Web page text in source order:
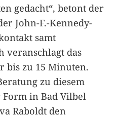
gedacht“, betont der
John-F.-Kennedy-
samt
veranschlagt das
bis zu 15 Minuten.
zu diesem
in Bad Vilbel
Raboldt den